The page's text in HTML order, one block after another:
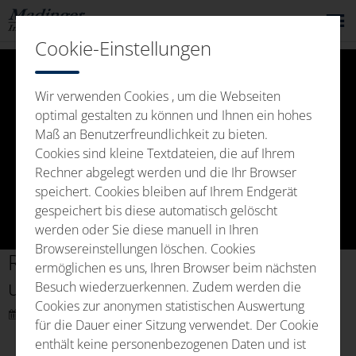
Video
Reklamation Unvollständiger DMC
und ohne DMC.MOV
6. Juni 2024 11:39
Cookie-Einstellungen
Wir verwenden Cookies , um die Webseiten
optimal gestalten zu können und Ihnen ein hohes
Maß an Benutzerfreundlichkeit zu bieten.
Cookies sind kleine Textdateien, die auf Ihrem
Rechner abgelegt werden und die Ihr Browser
speichert. Cookies bleiben auf Ihrem Endgerät
gespeichert bis diese automatisch gelöscht
werden oder Sie diese manuell in Ihren
Browsereinstellungen löschen. Cookies
ermöglichen es uns, Ihren Browser beim nächsten
Besuch wiederzuerkennen. Zudem werden die
Cookies zur anonymen statistischen Auswertung
für die Dauer einer Sitzung verwendet. Der Cookie
enthält keine personenbezogenen Daten und ist